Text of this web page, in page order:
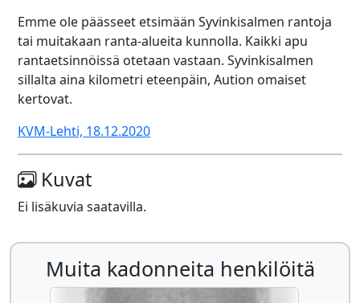
Emme ole päässeet etsimään Syvinkisalmen rantoja
tai muitakaan ranta-alueita kunnolla. Kaikki apu
rantaetsinnöissä otetaan vastaan. Syvinkisalmen
sillalta aina kilometri eteenpäin, Aution omaiset
kertovat.
KVM-Lehti, 18.12.2020
Kuvat
Ei lisäkuvia saatavilla.
Muita kadonneita henkilöitä